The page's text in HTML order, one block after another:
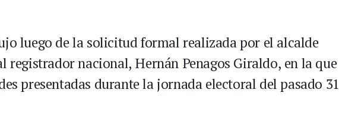
luego de la solicitud formal realizada por el alcalde
registrador nacional, Hernán Penagos Giraldo, en la que
presentadas durante la jornada electoral del pasado 31